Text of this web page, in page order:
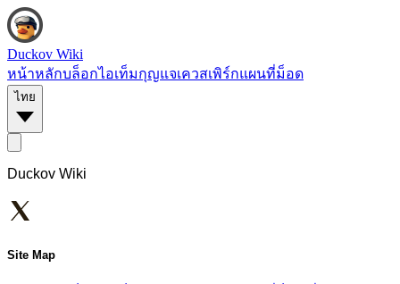
Duckov Wiki
หน้าหลักบล็อกไอเท็มกุญแจเควสเพิร์กแผนที่ม็อด
ไทย
Duckov Wiki
Site Map